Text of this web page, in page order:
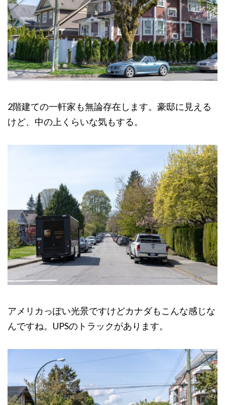
2階建ての一軒家も無論存在します。豪邸に見える
けど、中の上くらいな気もする。
アメリカっぽい光景ですけどカナダもこんな感じな
んですね。UPSのトラックがあります。